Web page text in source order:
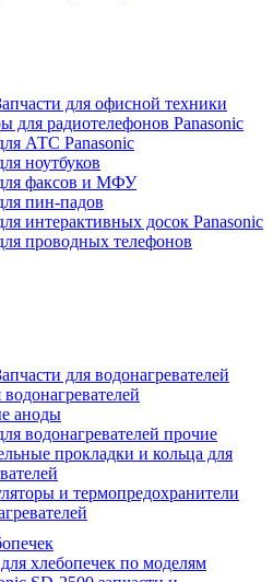
для офисной техники
для радиотелефонов Panasonic
АТС Panasonic
ноутбуков
факсов и МФУ
пин-падов
интерактивных досок Panasonic
проводных телефонов
для водонагревателей
аноды
водонагревателей прочие
прокладки и кольца для
и термопредохранители
хлебопечек по моделям